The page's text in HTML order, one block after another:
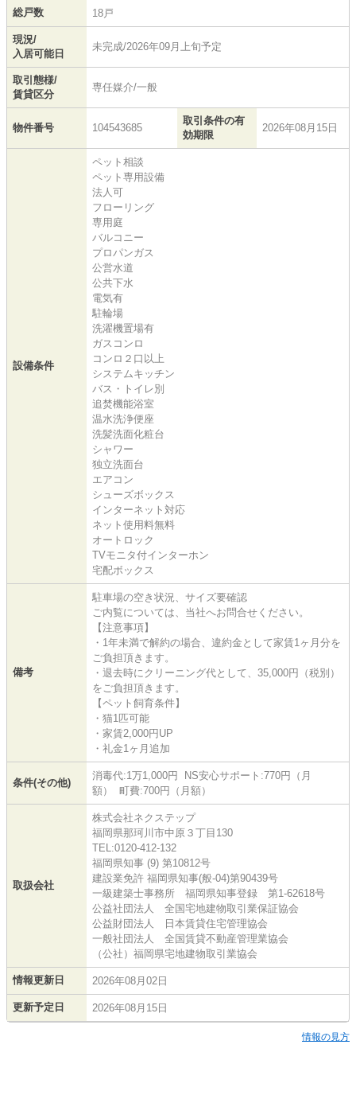
総戸数 18戸
現況/
入居可能日
未完成/2026年09月上旬予定
取引態様/
賃貸区分
専任媒介/一般
物件番号 104543685
取引条件の有
効期限
2026年08月15日
設備条件
ペット相談
ペット専用設備
法人可
フローリング
専用庭
バルコニー
プロパンガス
公営水道
公共下水
電気有
駐輪場
洗濯機置場有
ガスコンロ
コンロ２口以上
システムキッチン
バス・トイレ別
追焚機能浴室
温水洗浄便座
洗髪洗面化粧台
シャワー
独立洗面台
エアコン
シューズボックス
インターネット対応
ネット使用料無料
オートロック
TVモニタ付インターホン
宅配ボックス
備考
駐車場の空き状況、サイズ要確認
ご内覧については、当社へお問合せください。
【注意事項】
・1年未満で解約の場合、違約金として家賃1ヶ月分を
ご負担頂きます。
・退去時にクリーニング代として、35,000円（税別）
をご負担頂きます。
【ペット飼育条件】
・猫1匹可能
・家賃2,000円UP
・礼金1ヶ月追加
条件(その他)
消毒代:1万1,000円 NS安心サポート:770円（月
額） 町費:700円（月額）
取扱会社
株式会社ネクステップ
福岡県那珂川市中原３丁目130
TEL:0120-412-132
福岡県知事 (9) 第10812号
建設業免許 福岡県知事(般-04)第90439号
一級建築士事務所 福岡県知事登録 第1-62618号
公益社団法人 全国宅地建物取引業保証協会
公益財団法人 日本賃貸住宅管理協会
一般社団法人 全国賃貸不動産管理業協会
（公社）福岡県宅地建物取引業協会
情報更新日 2026年08月02日
更新予定日 2026年08月15日
情報の見方